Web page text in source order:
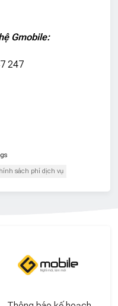
Gmobile:
247
sách phí dịch vụ